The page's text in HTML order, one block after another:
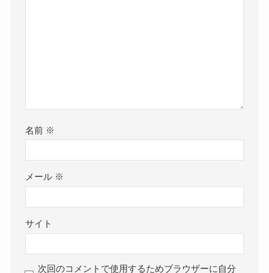
名前 ※
メール ※
サイト
次回のコメントで使用するためブラウザーに自分